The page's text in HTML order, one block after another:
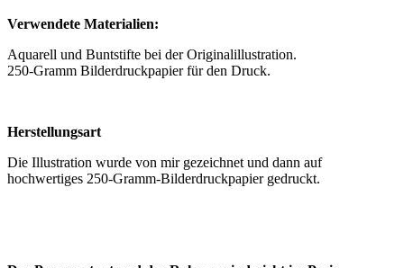
Verwendete Materialien:
Aquarell und Buntstifte bei der Originalillustration.
250-Gramm Bilderdruckpapier für den Druck.
Herstellungsart
Die Illustration wurde von mir gezeichnet und dann auf
hochwertiges 250-Gramm-Bilderdruckpapier gedruckt.